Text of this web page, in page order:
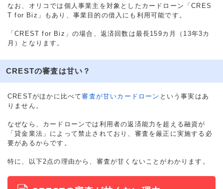
なお、オリコでは個人事業主を対象としたカードローン「CRES
T for Biz」もあり、事業目的の借入にも利用可能です。
「CREST for Biz」の場合、返済回数は最長159カ月（13年3カ
月）となります。
CRESTの審査は甘い？
CRESTがほかに比べて審査が甘いカードローン という事実はあ
りません。
なぜなら、カードローンでは利用者の返済能力を超える融資が
「貸金業法」によって禁止されており、審査を厳正に実施する必
要があるからです。
特に、以下2点の理由から、審査が甘くないことがわかります。